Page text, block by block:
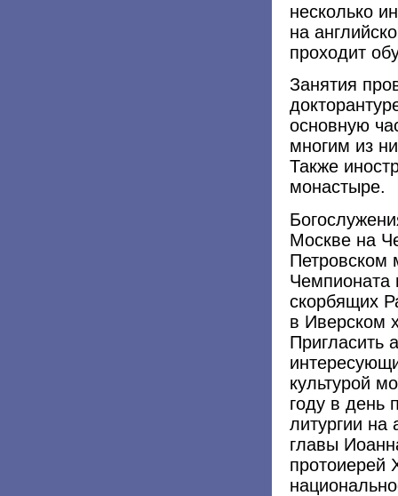
несколько
на
проходит
Занятия
основную
многим из
Также
монастыре.
Москве на
Петровском
Чемпионата
скорбящих
в Иверском
Пригласить
культурой
году в день
литургии на
главы
протоиерей